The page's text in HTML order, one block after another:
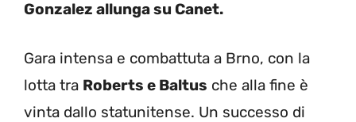
Gonzalez allunga su Canet.
Gara intensa e combattuta a Brno, con la
lotta tra Roberts e Baltus che alla fine è
vinta dallo statunitense. Un successo di